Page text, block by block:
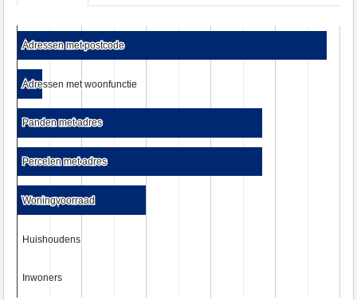
Adressen met postcode
Adressen met postcode
Adressen met woonfunctie
Adressen met woonfunctie
Panden met adres
Panden met adres
Percelen met adres
Percelen met adres
Woningvoorraad
Woningvoorraad
Huishoudens
Huishoudens
Inwoners
Inwoners